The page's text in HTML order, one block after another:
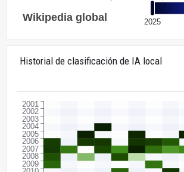
Historial de clasificación de IA local